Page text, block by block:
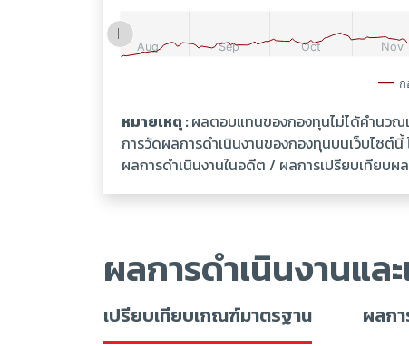
หมายเหตุ :ผลตอบแทนของกองทุนไม่ได้คำนวณ
การวัดผลการดำเนินงานของกองทุนบนเว็บไซต์
ผลการดำเนินงานในอดีต / ผลการเปรียบเทียบ
ผลการดำเนินงานแล
เปรียบเทียบเกณฑ์มาตรฐาน ผลก